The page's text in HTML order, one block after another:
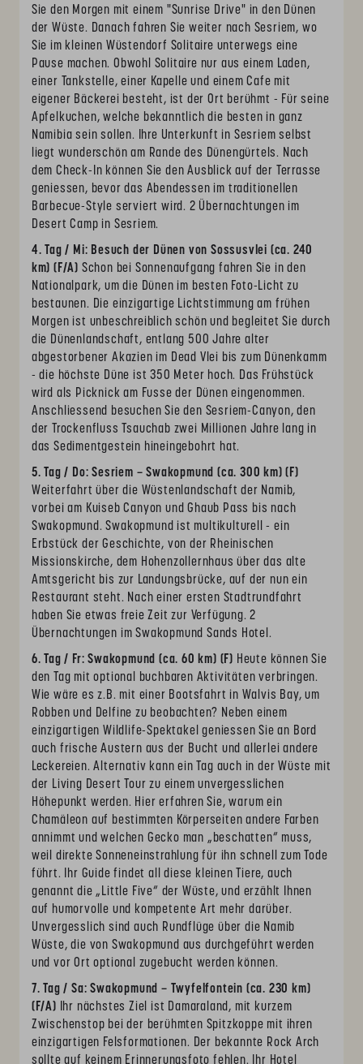
Sie den Morgen mit einem "Sunrise Drive" in den Dünen
der Wüste. Danach fahren Sie weiter nach Sesriem, wo
Sie im kleinen Wüstendorf Solitaire unterwegs eine
Pause machen. Obwohl Solitaire nur aus einem Laden,
einer Tankstelle, einer Kapelle und einem Cafe mit
eigener Bäckerei besteht, ist der Ort berühmt - Für seine
Apfelkuchen, welche bekanntlich die besten in ganz
Namibia sein sollen. Ihre Unterkunft in Sesriem selbst
liegt wunderschön am Rande des Dünengürtels. Nach
dem Check-In können Sie den Ausblick auf der Terrasse
geniessen, bevor das Abendessen im traditionellen
Barbecue-Style serviert wird. 2 Übernachtungen im
Desert Camp in Sesriem.
4. Tag / Mi: Besuch der Dünen von Sossusvlei (ca. 240
km) (F/A) Schon bei Sonnenaufgang fahren Sie in den
Nationalpark, um die Dünen im besten Foto-Licht zu
bestaunen. Die einzigartige Lichtstimmung am frühen
Morgen ist unbeschreiblich schön und begleitet Sie durch
die Dünenlandschaft, entlang 500 Jahre alter
abgestorbener Akazien im Dead Vlei bis zum Dünenkamm
- die höchste Düne ist 350 Meter hoch. Das Frühstück
wird als Picknick am Fusse der Dünen eingenommen.
Anschliessend besuchen Sie den Sesriem-Canyon, den
der Trockenfluss Tsauchab zwei Millionen Jahre lang in
das Sedimentgestein hineingebohrt hat.
5. Tag / Do: Sesriem – Swakopmund (ca. 300 km) (F)
Weiterfahrt über die Wüstenlandschaft der Namib,
vorbei am Kuiseb Canyon und Ghaub Pass bis nach
Swakopmund. Swakopmund ist multikulturell - ein
Erbstück der Geschichte, von der Rheinischen
Missionskirche, dem Hohenzollernhaus über das alte
Amtsgericht bis zur Landungsbrücke, auf der nun ein
Restaurant steht. Nach einer ersten Stadtrundfahrt
haben Sie etwas freie Zeit zur Verfügung. 2
Übernachtungen im Swakopmund Sands Hotel.
6. Tag / Fr: Swakopmund (ca. 60 km) (F) Heute können Sie
den Tag mit optional buchbaren Aktivitäten verbringen.
Wie wäre es z.B. mit einer Bootsfahrt in Walvis Bay, um
Robben und Delfine zu beobachten? Neben einem
einzigartigen Wildlife-Spektakel geniessen Sie an Bord
auch frische Austern aus der Bucht und allerlei andere
Leckereien. Alternativ kann ein Tag auch in der Wüste mit
der Living Desert Tour zu einem unvergesslichen
Höhepunkt werden. Hier erfahren Sie, warum ein
Chamäleon auf bestimmten Körperseiten andere Farben
annimmt und welchen Gecko man „beschatten“ muss,
weil direkte Sonneneinstrahlung für ihn schnell zum Tode
führt. Ihr Guide findet all diese kleinen Tiere, auch
genannt die „Little Five“ der Wüste, und erzählt Ihnen
auf humorvolle und kompetente Art mehr darüber.
Unvergesslich sind auch Rundflüge über die Namib
Wüste, die von Swakopmund aus durchgeführt werden
und vor Ort optional zugebucht werden können.
7. Tag / Sa: Swakopmund – Twyfelfontein (ca. 230 km)
(F/A) Ihr nächstes Ziel ist Damaraland, mit kurzem
Zwischenstop bei der berühmten Spitzkoppe mit ihren
einzigartigen Felsformationen. Der bekannte Rock Arch
sollte auf keinem Erinnerungsfoto fehlen. Ihr Hotel